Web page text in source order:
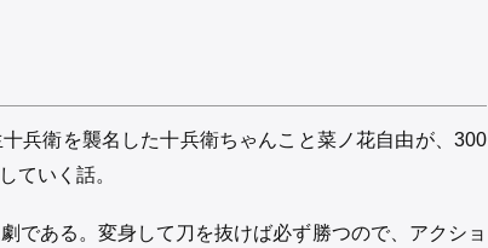
兵衛を襲名した十兵衛ちゃんこと菜ノ花自由が、300
ていく話。
である。変身して刀を抜けば必ず勝つので、アクショ